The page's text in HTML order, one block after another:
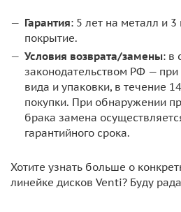
Гарантия: 5 лет на металл и
покрытие.
Условия возврата/замены: в
законодательством РФ —
вида и упаковки, в течение
покупки. При обнаружении
брака замена
гарантийного срока.
Хотите узнать больше о
линейке дисков Venti? Буду